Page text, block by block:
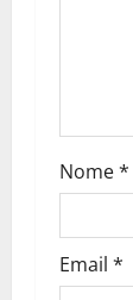
Nome*
Email *